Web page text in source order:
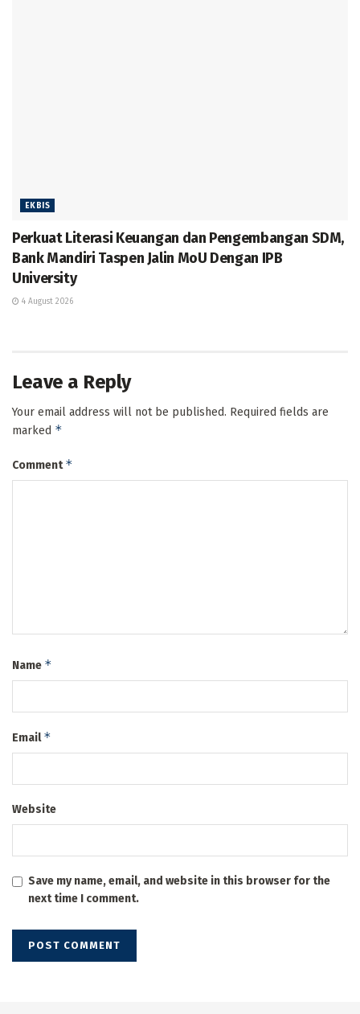
EKBIS
Perkuat Literasi Keuangan dan Pengembangan SDM,
Bank Mandiri Taspen Jalin MoU Dengan IPB
University
4 August 2026
Leave a Reply
Your email address will not be published. Required fields are
marked *
Comment*
Name *
Email*
Website
Save my name, email, and website in this browser for the
next time I comment.